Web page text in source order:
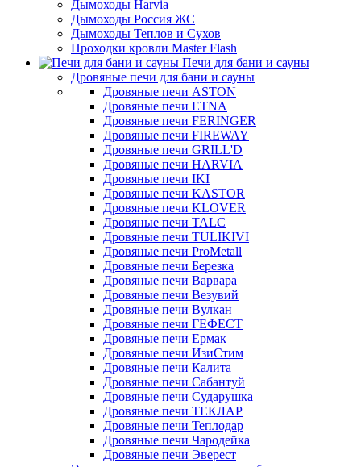
Дымоходы Harvia
Дымоходы Россия ЖС
Дымоходы Теплов и Сухов
Проходки кровли Master Flash
Печи для бани и сауны
Дровяные печи для бани и сауны
Дровяные печи ASTON
Дровяные печи ETNA
Дровяные печи FERINGER
Дровяные печи FIREWAY
Дровяные печи GRILL'D
Дровяные печи HARVIA
Дровяные печи IKI
Дровяные печи KASTOR
Дровяные печи KLOVER
Дровяные печи TALC
Дровяные печи TULIKIVI
Дровяные печи ProMetall
Дровяные печи Березка
Дровяные печи Варвара
Дровяные печи Везувий
Дровяные печи Вулкан
Дровяные печи ГЕФЕСТ
Дровяные печи Ермак
Дровяные печи ИзиСтим
Дровяные печи Калита
Дровяные печи Сабантуй
Дровяные печи Сударушка
Дровяные печи ТЕКЛАР
Дровяные печи Теплодар
Дровяные печи Чародейка
Дровяные печи Эверест